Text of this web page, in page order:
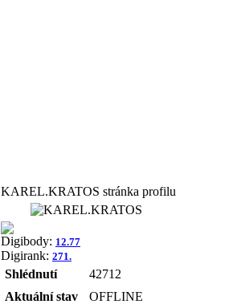
KAREL.KRATOS stránka profilu
Digibody: 12.77
Digirank: 271.
Shlédnutí
42712
Aktuální stav
OFFLINE